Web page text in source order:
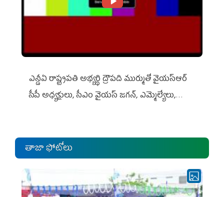
ఎన్డీఏ రాష్ట్ర‌ప‌తి అభ్య‌ర్థి ద్రౌప‌ది ముర్ముతో వైయ‌స్ఆర్
సీపీ అధ్య‌క్షులు, సీఎం వైయ‌స్ జ‌గ‌న్, ఎమ్మెల్యేలు,
తాజా ఫోటోలు